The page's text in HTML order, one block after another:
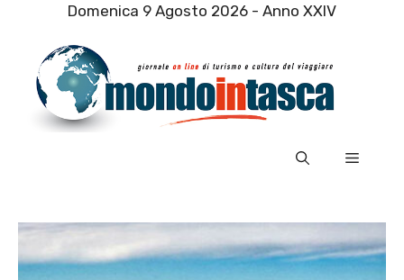
contenuto
Domenica 9 Agosto 2026 - Anno XXIV
Menu